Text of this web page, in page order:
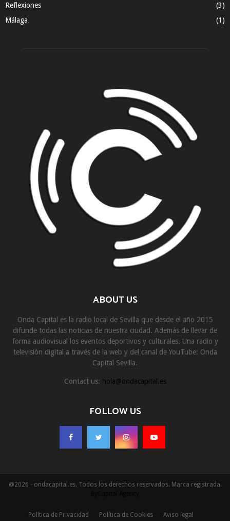
Reflexiones
(3)
Málaga
(1)
ABOUT US
Onda Capital es la radio local de Sevilla que desde el año 2015
difunde todas las noticias de nuestra ciudad. Además de llevar de
forma audiovisual los eventos deportivos y culturales. Una radio y
televisión digital a través de la web y del canal de YouTube: Onda
Capital Sevilla.
Contact us: hola@ondacapital.es
FOLLOW US
@2026 - ondacapital.es. Todos los derechos reservados. Marca registrada.
Política de Privacidad Política de Cookies Aviso legal